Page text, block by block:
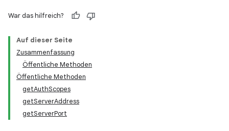
War das hilfreich?
Auf dieser Seite
Zusammenfassung
Öffentliche Methoden
Öffentliche Methoden
getAuthScopes
getServerAddress
getServerPort